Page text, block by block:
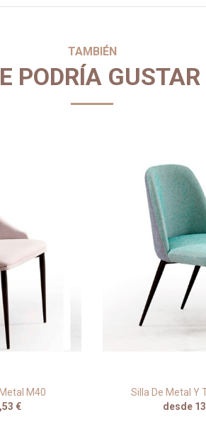
TAMBIÉN
PODRÍA GUSTAR
M40
€
Silla De Metal Y
desde